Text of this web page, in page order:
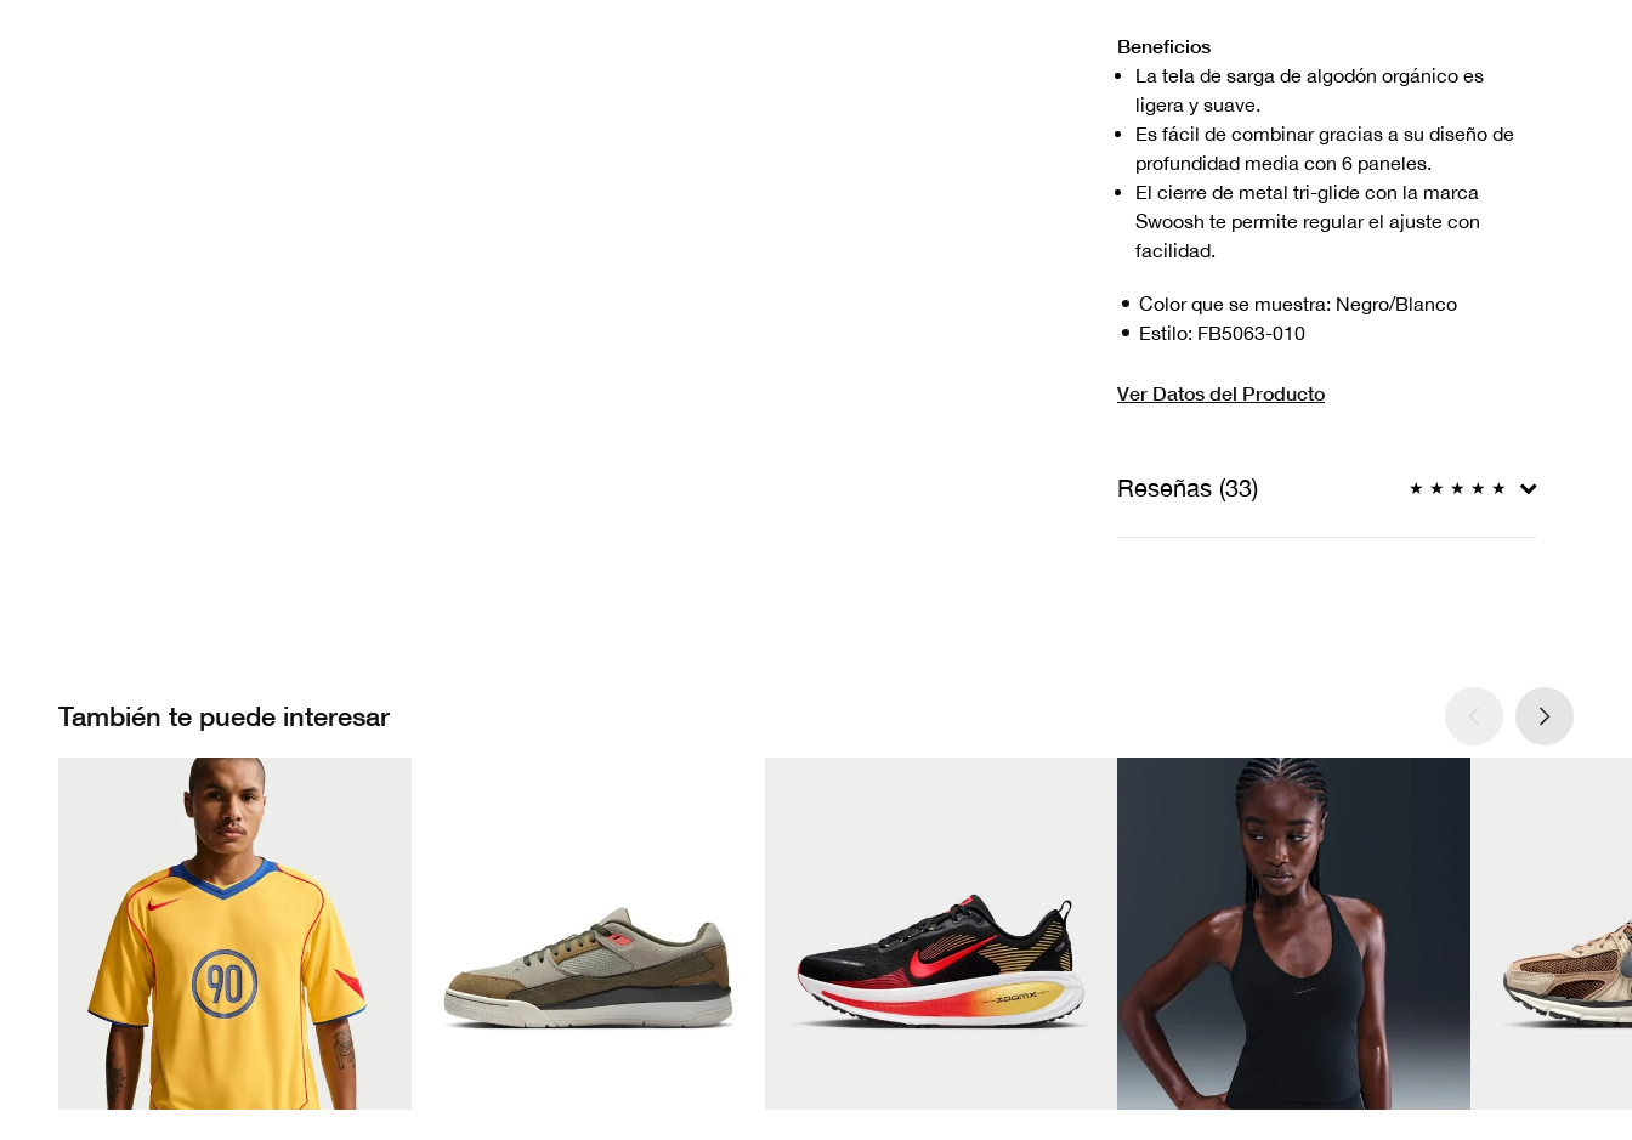
Beneficios
La tela de sarga de algodón orgánico es
ligera y suave.
Es fácil de combinar gracias a su diseño de
profundidad media con 6 paneles.
El cierre de metal tri-glide con la marca
Swoosh te permite regular el ajuste con
facilidad.
Color que se muestra: Negro/Blanco
Estilo: FB5063-010
Ver Datos del Producto
Reseñas (33) ★ ★ ★ ★ ★
También te puede interesar